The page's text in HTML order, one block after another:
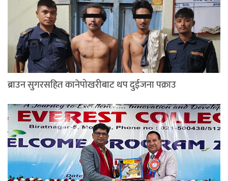
ब्राउन सुगरसहित कानेपोखरीबाट थप दुईजना पक्राउ